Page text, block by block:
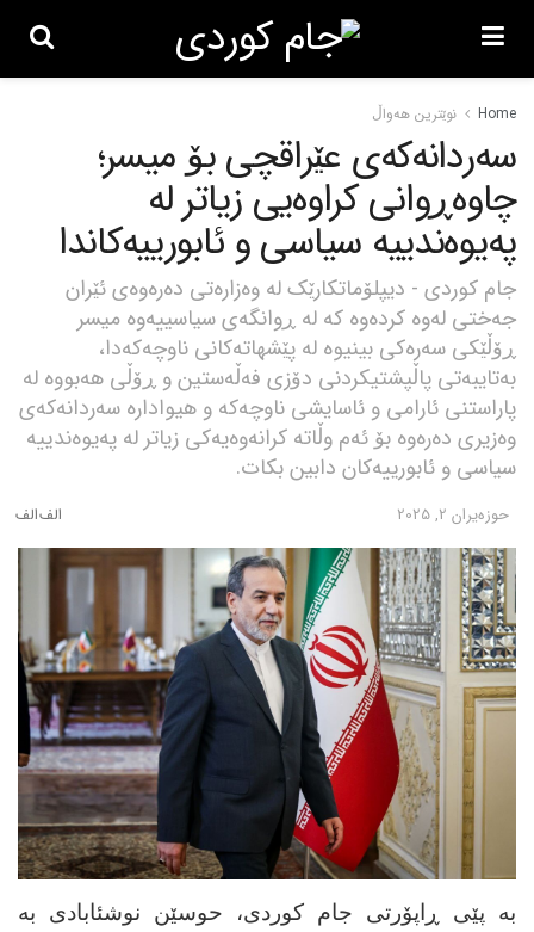
Home نوێترین هەواڵ
سەردانەکەی عێراقچی بۆ میسر؛
چاوەڕوانی کراوەیی زیاتر لە
پەیوەندییە سیاسی و ئابورییەکاندا
جام کوردی - دیپلۆماتکارێک لە وەزارەتی دەرەوەی ئێران
جەختی لەوە کردەوە کە لە ڕوانگەی سیاسییەوە میسر
ڕۆڵێکی سەرەکی بینیوە لە پێشهاتەکانی ناوچەکەدا،
بەتایبەتی پاڵپشتیکردنی دۆزی فەڵەستین و ڕۆڵی هەبووە لە
پاراستنی ئارامی و ئاسایشی ناوچەکە و هیوادارە سەردانەکەی
وەزیری دەرەوە بۆ ئەم وڵاتە کرانەوەیەکی زیاتر لە پەیوەندییە
سیاسی و ئابورییەکان دابین بکات.
حوزه‌یران 2, 2025
بە پێی ڕاپۆرتی جام کوردی، حوسێن نوشئابادی بە